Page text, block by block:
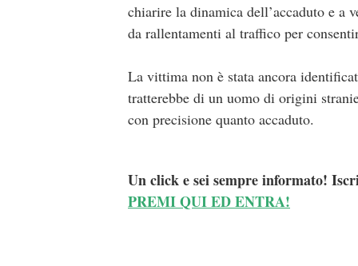
chiarire la dinamica dell’accaduto e a
da rallentamenti al traffico per
La vittima non è stata ancora
tratterebbe di un uomo di origini
con precisione quanto accaduto.
Un click e sei sempre informato!
PREMI QUI ED ENTRA!